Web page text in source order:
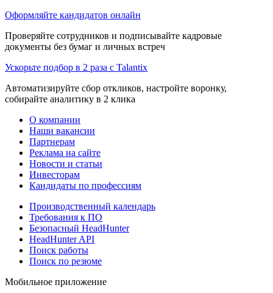
Оформляйте кандидатов онлайн
Проверяйте сотрудников и подписывайте кадровые
документы без бумаг и личных встреч
Ускорьте подбор в 2 раза с Talantix
Автоматизируйте сбор откликов, настройте воронку,
собирайте аналитику в 2 клика
О компании
Наши вакансии
Партнерам
Реклама на сайте
Новости и статьи
Инвесторам
Кандидаты по профессиям
Производственный календарь
Требования к ПО
Безопасный HeadHunter
HeadHunter API
Поиск работы
Поиск по резюме
Мобильное приложение